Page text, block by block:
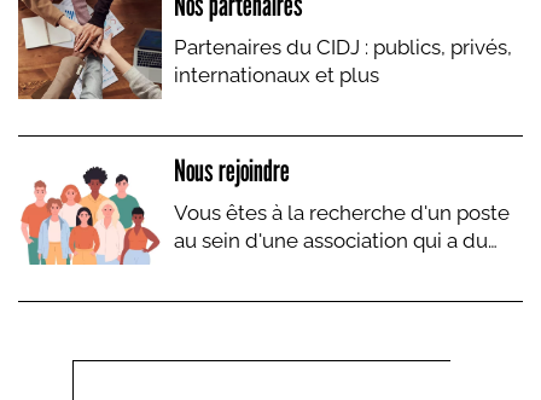
Partenaires du CIDJ : publics, privés,
internationaux et plus
Nous rejoindre
Vous êtes à la recherche d'un poste
au sein d'une association qui a du